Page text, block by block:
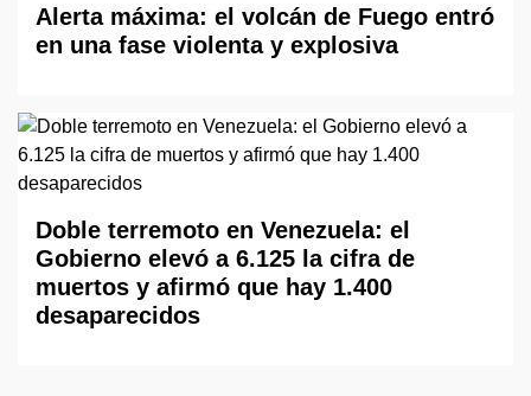
Alerta máxima: el volcán de Fuego entró
en una fase violenta y explosiva
Doble terremoto en Venezuela: el
Gobierno elevó a 6.125 la cifra de
muertos y afirmó que hay 1.400
desaparecidos